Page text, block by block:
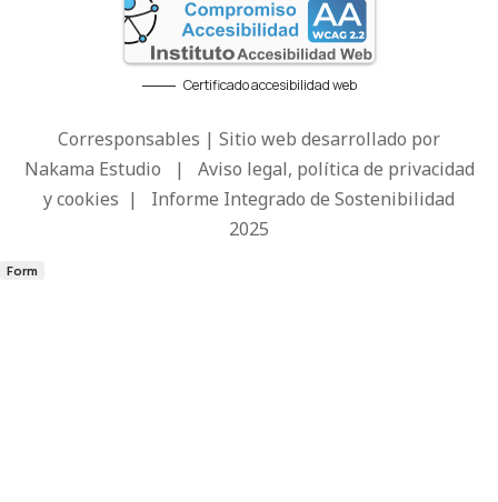
Certificado accesibilidad web
Corresponsables | Sitio web desarrollado por
Nakama Estudio | Aviso legal, política de privacidad
y cookies | Informe Integrado de Sostenibilidad
2025
Form